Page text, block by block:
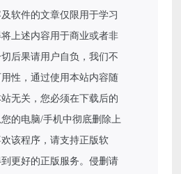
软件的文章仅限用于学习
上述内容用于商业或者非
后果请用户自负，我们不
性，通过使用本站内容随
无关，您必须在下载后的
的电脑/手机中彻底删除上
该程序，请支持正版软
更好的正版服务。侵删请